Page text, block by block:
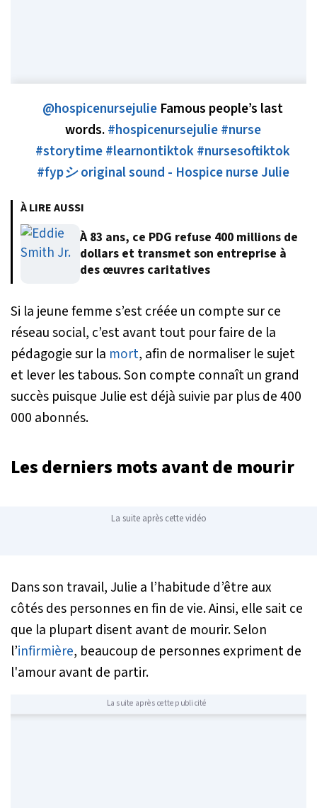
@hospicenursejulie Famous people’s last
words.#hospicenursejulie#nurse
#storytime#learnontiktok#nursesoftiktok
#fypシoriginal sound - Hospice nurse Julie
À LIRE AUSSI
À 83 ans, ce PDG refuse 400 millions de
dollars et transmet son entreprise à
des œuvres caritatives
Si la jeune femme s’est créée un compte sur ce
réseau social, c’est avant tout pour faire de la
pédagogie sur la mort, afin de normaliser le sujet
et lever les tabous. Son compte connaît un grand
succès puisque Julie est déjà suivie par plus de 400
000 abonnés.
Les derniers mots avant de mourir
La suite après cette vidéo
Dans son travail, Julie a l’habitude d’être aux
côtés des personnes en fin de vie. Ainsi, elle sait ce
que la plupart disent avant de mourir. Selon
l’infirmière, beaucoup de personnes expriment de
l'amour avant de partir.
La suite après cette publicité